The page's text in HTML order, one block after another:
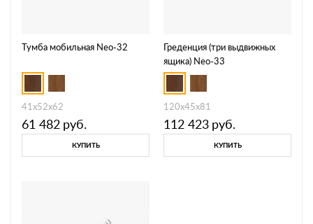
Тумба мобильная Neo-32
41х52х62
61 482 руб.
КУПИТЬ
Греденция (три выдвижных
ящика) Neo-33
120х45х81
112 423 руб.
КУПИТЬ